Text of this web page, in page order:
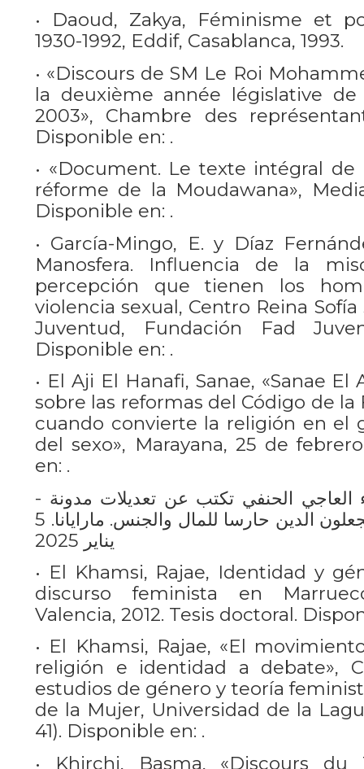
• Daoud, Zakya, Féminisme et
1930-1992, Eddif, Casablanca, 1993.
• «Discours de SM Le Roi
la deuxième année législative
2003», Chambre des
Disponible en: .
• «Document. Le texte intégral
réforme de la Moudawana»,
Disponible en: .
• García-Mingo, E. y Díaz
Manosfera. Influencia de la
percepción que tienen los
violencia sexual, Centro Reina
Juventud, Fundación Fad
Disponible en: .
• El Aji El Hanafi, Sanae, «Sanae
sobre las reformas del Código de
cuando convierte la religión en el
del sexo», Marayana, 25 de
en: .
- سناء العاجي الحنفي. سناء العاجي الحنفي تكتب عن تعديلات مدونة
الأسرة في المغرب: حين يجعلون الدين حارسا للمال والجنس. مارايانا. 5
يناير 2025
• El Khamsi, Rajae, Identidad y
discurso feminista en
Valencia, 2012. Tesis doctoral.
• El Khamsi, Rajae, «El
religión e identidad a debate»,
estudios de género y teoría
de la Mujer, Universidad de la
41). Disponible en: .
• Khirchi, Basma, «Discours